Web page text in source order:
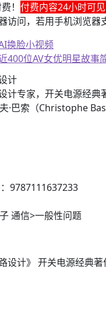
！ 付费内容24小时可
访问，若用手机浏览器
换脸小视频
400位AV女优明星故事
计
计专家，开关电源经典
·巴索（Christophe
9787111637233
通信>一般性问题
设计》 开关电源经典